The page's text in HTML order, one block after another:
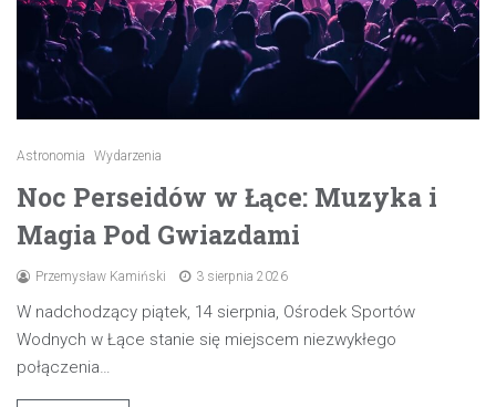
Astronomia Wydarzenia
Noc Perseidów w Łące: Muzyka i
Magia Pod Gwiazdami
Przemysław Kamiński 3 sierpnia 2026
W nadchodzący piątek, 14 sierpnia, Ośrodek Sportów
Wodnych w Łące stanie się miejscem niezwykłego
połączenia…